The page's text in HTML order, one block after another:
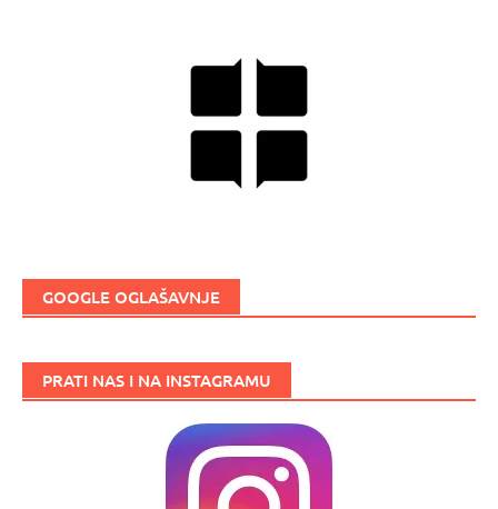
GOOGLE OGLAŠAVNJE
PRATI NAS I NA INSTAGRAMU